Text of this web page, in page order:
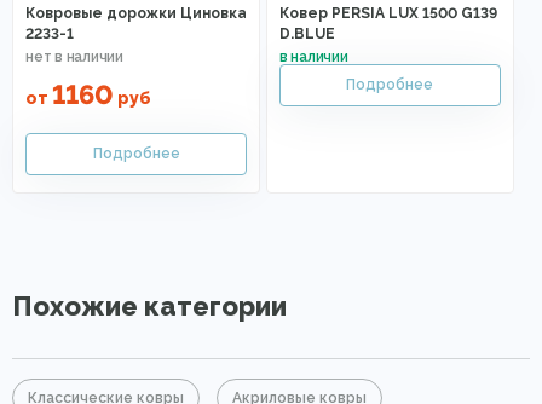
Ковровые дорожки Циновка
2233-1
от 1160 руб
Ковер PERSIA LUX 1500 G139
D.BLUE
Похожие категории
Классические ковры Акриловые ковры